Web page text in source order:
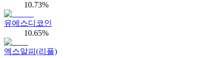
10.73%
유에스디코인
10.65%
엑스알피(리플)